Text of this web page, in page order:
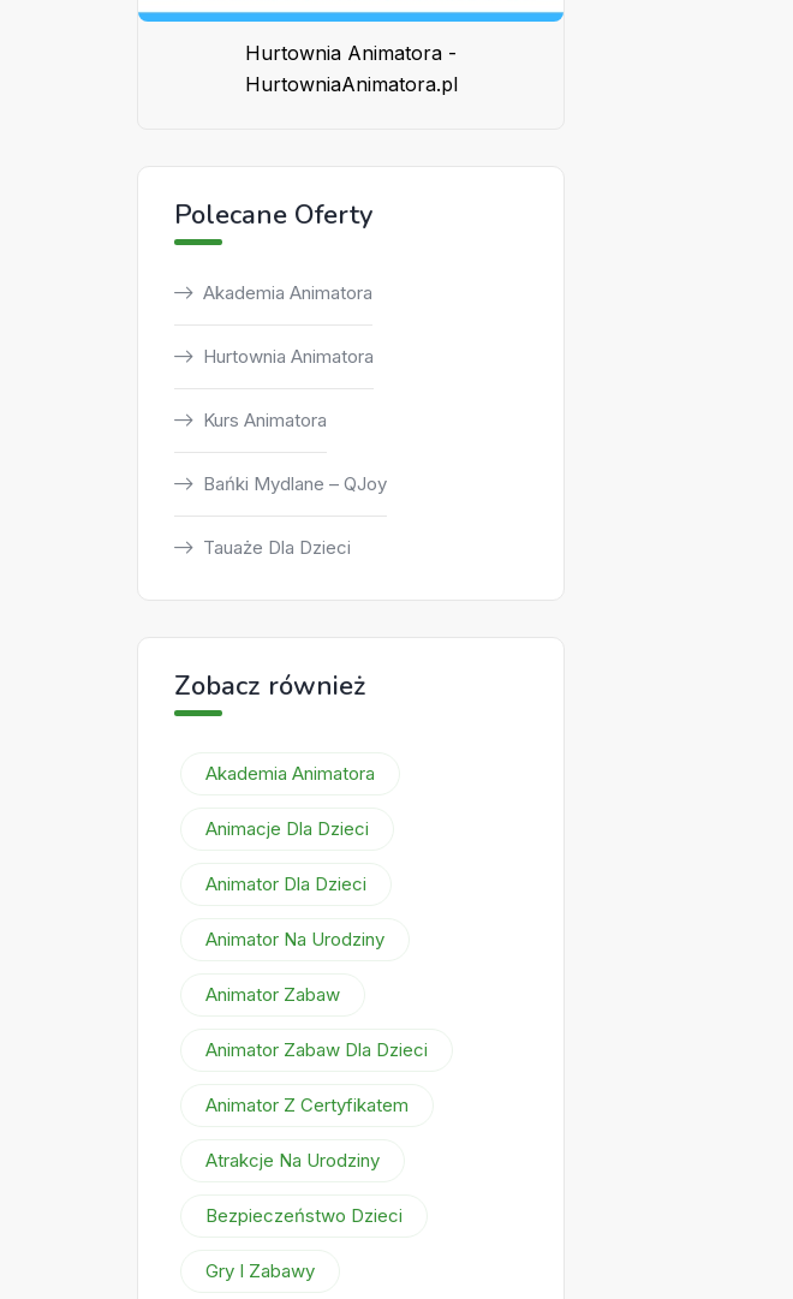
Hurtownia Animatora -
HurtowniaAnimatora.pl
Polecane Oferty
Akademia Animatora
Hurtownia Animatora
Kurs Animatora
Bańki Mydlane – QJoy
Tauaże Dla Dzieci
Zobacz również
Akademia Animatora
Animacje Dla Dzieci
Animator Dla Dzieci
Animator Na Urodziny
Animator Zabaw
Animator Zabaw Dla Dzieci
Animator Z Certyfikatem
Atrakcje Na Urodziny
Bezpieczeństwo Dzieci
Gry I Zabawy